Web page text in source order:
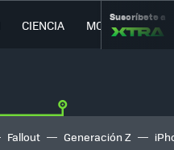
CIENCIA MOVILIDAD
Suscríbete a
Fallout Generación Z